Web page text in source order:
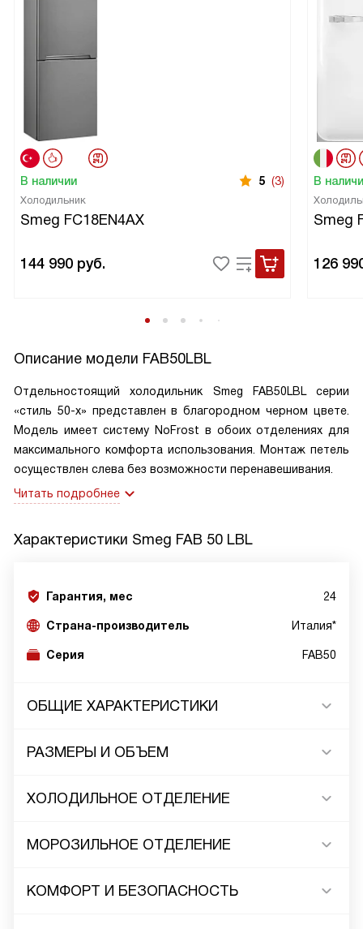
В наличии 5 (3)
Холодильник
Smeg FC18EN4AX
144 990 руб.
В
Smeg
126
Описание модели FAB50LBL
Отдельностоящий холодильник Smeg FAB50LBL серии
«стиль 50-х» представлен в благородном черном цвете.
Модель имеет систему NoFrost в обоих отделениях для
максимального комфорта использования. Монтаж петель
осуществлен слева без возможности перенавешивания.
Читать подробнее
Характеристики Smeg FAB 50 LBL
Гарантия, мес 24
Страна-производитель Италия*
Серия FAB50
ОБЩИЕ ХАРАКТЕРИСТИКИ
РАЗМЕРЫ И ОБЪЕМ
ХОЛОДИЛЬНОЕ ОТДЕЛЕНИЕ
МОРОЗИЛЬНОЕ ОТДЕЛЕНИЕ
КОМФОРТ И БЕЗОПАСНОСТЬ